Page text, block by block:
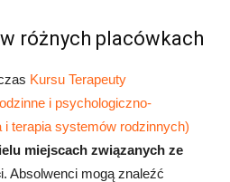
różnych placówkach
Kursu Terapeuty
i psychologiczno-
i terapia systemów rodzinnych)
miejscach związanych ze
i. Absolwenci mogą znaleźć